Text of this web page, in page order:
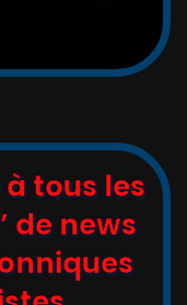
tous les
de news